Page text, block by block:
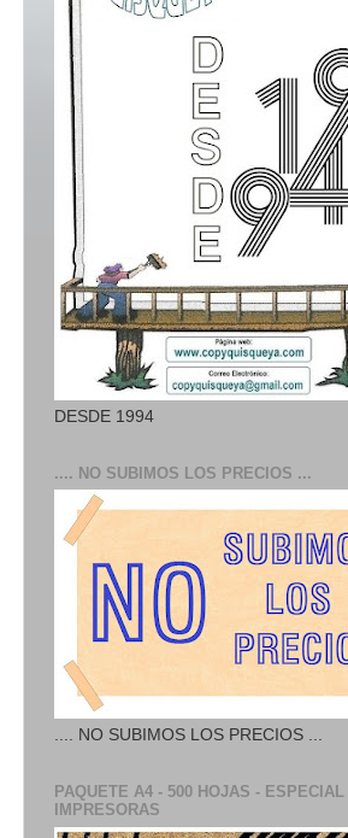
DESDE 1994
.... NO SUBIMOS LOS PRECIOS ...
.... NO SUBIMOS LOS PRECIOS ...
PAQUETE A4 - 500 HOJAS - ESPECIAL
IMPRESORAS